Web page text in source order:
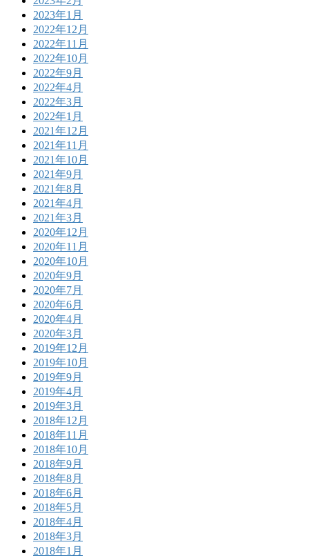
2023年1月
2022年12月
2022年11月
2022年10月
2022年9月
2022年4月
2022年3月
2022年1月
2021年12月
2021年11月
2021年10月
2021年9月
2021年8月
2021年4月
2021年3月
2020年12月
2020年11月
2020年10月
2020年9月
2020年7月
2020年6月
2020年4月
2020年3月
2019年12月
2019年10月
2019年9月
2019年4月
2019年3月
2018年12月
2018年11月
2018年10月
2018年9月
2018年8月
2018年6月
2018年5月
2018年4月
2018年3月
2018年1月